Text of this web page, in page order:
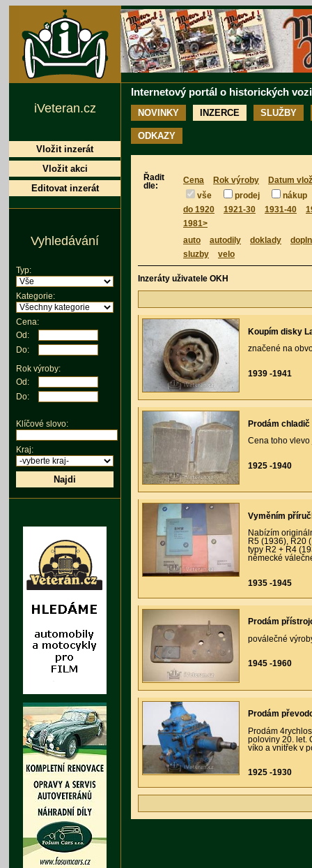
Internetový portál o historických
NOVINKY INZERCE SLUŽBY
ODKAZY
Řadit
dle:
Cena Rok výroby
Datum
vše
prodej
nákup
do 1920
1921-30 1931-40
1981>
auto
autodily doklady
sluzby
velo
Inzeráty uživatele OKH
Koupím disky
značené na
1939 -1941
Prodám
Cena toho
1925 -1940
Vyměním
Nabízím
R5 (1936), R20
typy R2 + R4
německé
1935 -1945
Prodám
poválečné
1945 -1960
Prodám
Prodám
poloviny 20. let.
víko a vnitřek v
1925 -1930
iVeteran.cz
Vložit inzerát
Vložit akci
Editovat inzerát
Vyhledávání
Typ:
Kategorie:
Cena:
Od:
Do:
Rok výroby:
Od:
Do:
Klíčové slovo:
Kraj:
Najdi